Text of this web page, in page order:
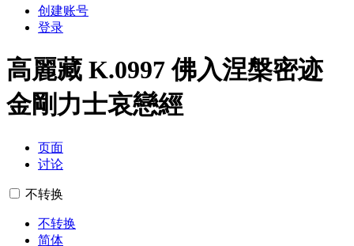
创建账号
登录
高麗藏 K.0997 佛入涅槃密迹
金剛力士哀戀經
页面
讨论
不转换
不转换
简体